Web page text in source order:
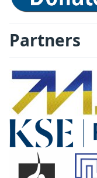
Partners